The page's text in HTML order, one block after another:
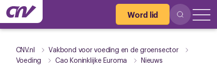
Word lid
CNV.nl
Vakbond voor voeding en de groensector
Voeding
Cao Koninklijke Euroma Nieuws